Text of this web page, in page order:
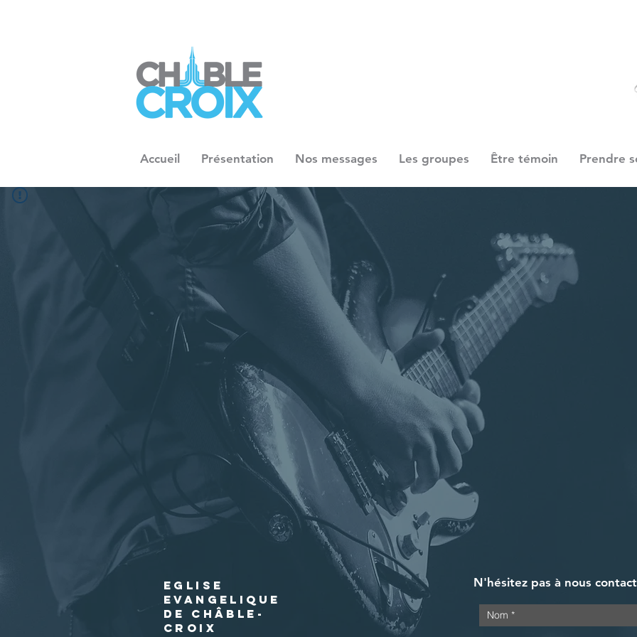
Accueil Présentation Nos messages Les groupes Être témoin Prendre
EGLISE
EVANGELIQUE
DE CHÂBLE-
CROIX
N'hésitez pas à nous